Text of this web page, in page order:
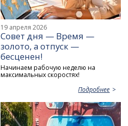
19 апреля 2026
Совет дня — Время —
золото, а отпуск —
бесценен!
Начинаем рабочую неделю на
максимальных скоростях!
Подробнее